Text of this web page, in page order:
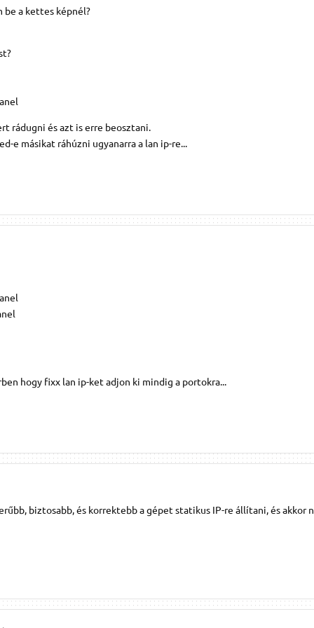
be a kettes képnél?
rádugni és azt is erre beosztani.
e másikat ráhúzni ugyanarra a lan ip-re...
hogy fixx lan ip-ket adjon ki mindig a portokra...
biztosabb, és korrektebb a gépet statikus IP-re állítani, és akkor